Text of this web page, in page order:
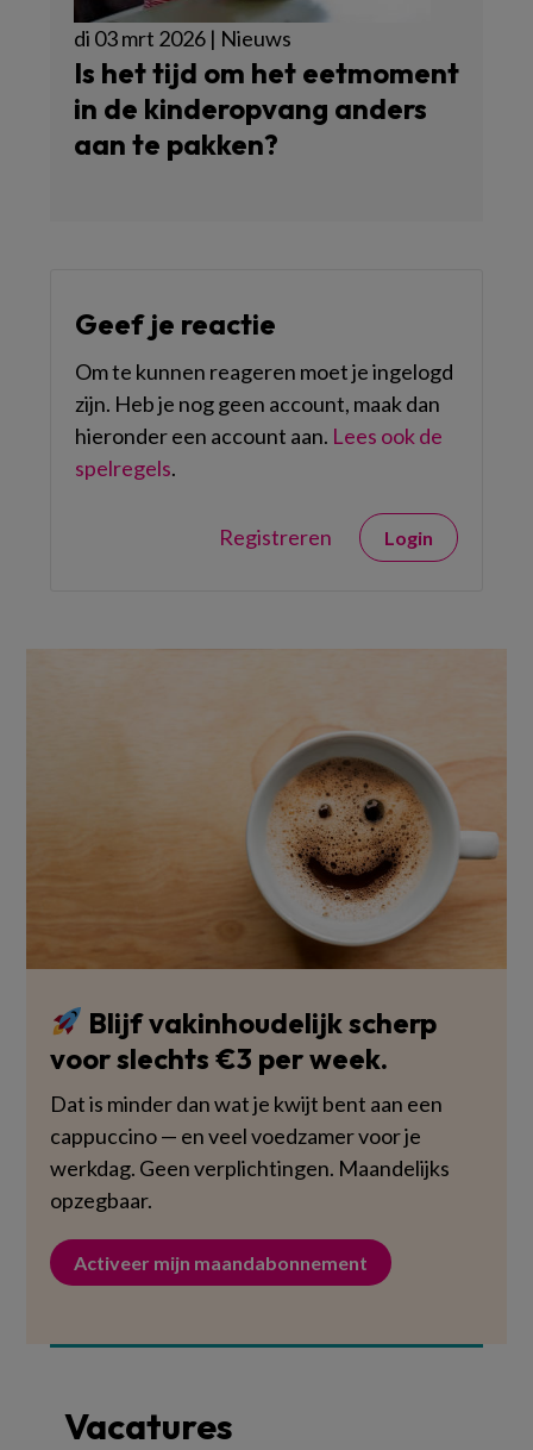
di 03 mrt 2026 | Nieuws
Is het tijd om het eetmoment
in de kinderopvang anders
aan te pakken?
Geef je reactie
Om te kunnen reageren moet je ingelogd
zijn. Heb je nog geen account, maak dan
hieronder een account aan. Lees ook de
spelregels.
Registreren Login
Blijf vakinhoudelijk scherp
voor slechts €3 per week.
Dat is minder dan wat je kwijt bent aan een
cappuccino — en veel voedzamer voor je
werkdag. Geen verplichtingen. Maandelijks
opzegbaar.
Activeer mijn maandabonnement
Vacatures